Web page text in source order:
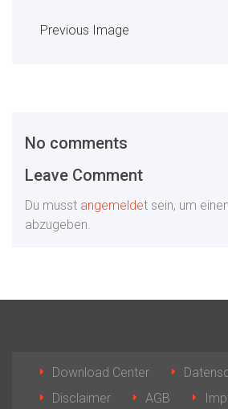
Previous Image
No comments
Leave Comment
Du musst angemeldet sein, um
abzugeben.
Download Center
Disclaimer
AGB